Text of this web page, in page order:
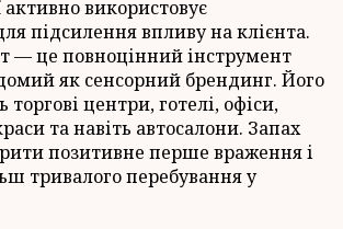
використовує
підсилення впливу на клієнта.
— це повноцінний інструмент
як сенсорний брендинг. Його
центри, готелі, офіси,
та навіть автосалони. Запах
позитивне перше враження і
тривалого перебування у